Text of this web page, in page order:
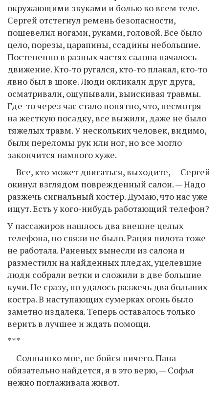
окружающими звуками и болью во всем теле.
Сергей отстегнул ремень безопасности,
пошевелил ногами, руками, головой. Все было
цело, порезы, царапины, ссадины небольшие.
Постепенно в разных частях салона началось
движение. Кто-то ругался, кто-то плакал, кто-то
явно был в шоке. Люди окликали друг друга,
осматривали, ощупывали, выискивая травмы.
Где-то через час стало понятно, что, несмотря
на жесткую посадку, все выжили, даже не было
тяжелых травм. У нескольких человек, видимо,
были переломы рук или ног, но все могло
закончится намного хуже.
— Все, кто может двигаться, выходите, — Сергей
окинул взглядом поврежденный салон. — Надо
разжечь сигнальный костер. Думаю, что нас уже
ищут. Есть у кого-нибудь работающий телефон?
У пассажиров нашлось два внешне целых
телефона, но связи не было. Рация пилота тоже
не работала. Раненых вынесли из салона и
разместили на найденных пледах, уцелевшие
люди собрали ветки и сложили в две большие
кучи. Не сразу, но удалось разжечь два больших
костра. В наступающих сумерках огонь было
заметно издалека. Теперь оставалось только
верить в лучшее и ждать помощи.
***
— Солнышко мое, не бойся ничего. Папа
обязательно найдется, я в это верю, — Софья
нежно поглаживала живот.